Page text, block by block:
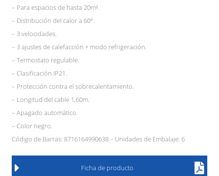
– Para espacios de hasta 20m².
– Distribución del calor a 60°.
– 3 velocidades.
– 3 ajustes de calefacción + modo refrigeración.
– Termostato regulable.
– Clasificación IP21.
– Protección contra el sobrecalentamiento.
– Longitud del cable 1,60m.
– Apagado automático.
– Color negro.
Código de Barras: 8716164990638 – Unidades de Embalaje: 6
Ficha de producto